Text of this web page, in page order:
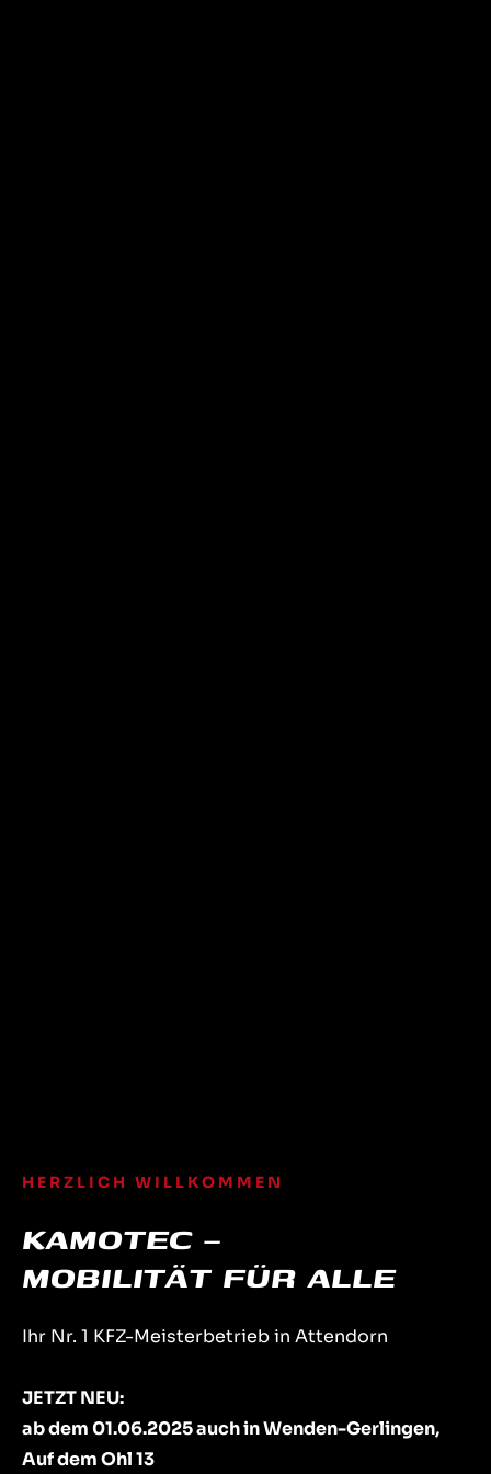
HERZLICH WILLKOMMEN
KAMOTEC –
MOBILITÄT FÜR ALLE
Ihr Nr. 1 KFZ-Meisterbetrieb in Attendorn
JETZT NEU:
ab dem 01.06.2025 auch in Wenden-Gerlingen,
Auf dem Ohl 13